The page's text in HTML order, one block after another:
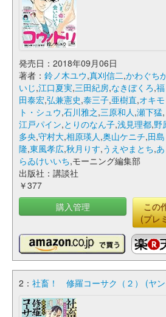
発売日：2018年09月06日
著者： 鈴ノ木ユウ,真刈信二,かわぐち
いじ,江口夏実,三田紀房,なきぼくろ,福
田泰宏,弘兼憲史,泰三子,亜樹直,オキモ
ト・シュウ,石川雅之,三原和人,瀬下猛,
江戸パイン,とりのなん子,浅見理都,野
多央,守村大,相原瑛人,奥山ケニチ,田島
隆,東風孝広,秋月りす,うえやまとち,あ
らゐけいいち,モーニング編集部
出版社：講談社
￥377
購入管理
この
(プレ
2： 社畜！ 修羅コーサク（２） (ヤ